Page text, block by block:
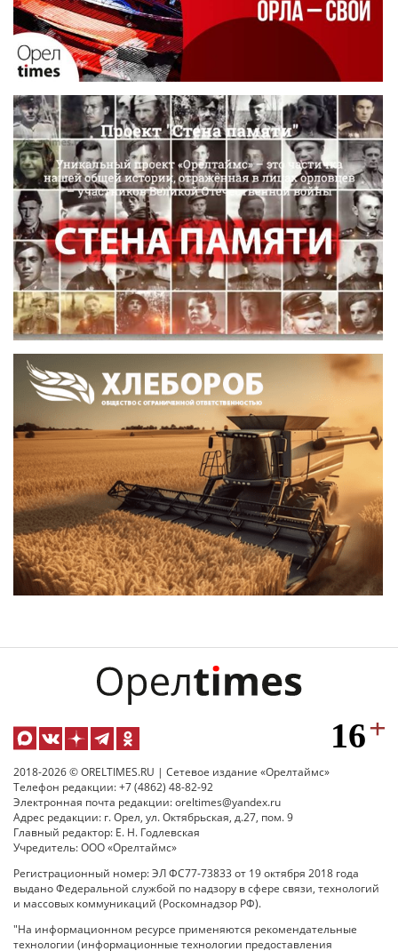
2018-2026 © ORELTIMES.RU | Сетевое издание «Орелтаймс»
Телефон редакции: +7 (4862) 48-82-92
Электронная почта редакции: oreltimes@yandex.ru
Адрес редакции: г. Орел, ул. Октябрьская, д.27, пом. 9
Главный редактор: Е. Н. Годлевская
Учредитель: ООО «Орелтаймс»
Регистрационный номер: ЭЛ ФС77-73833 от 19 октября 2018 года
выдано Федеральной службой по надзору в сфере связи, технологий
и массовых коммуникаций (Роскомнадзор РФ).
"На информационном ресурсе применяются рекомендательные
технологии (информационные технологии предоставления